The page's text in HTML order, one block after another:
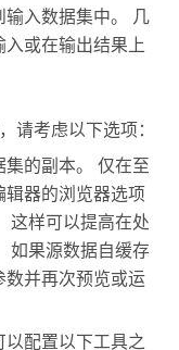
入数据集中。 几
或在输出结果上
请考虑以下选项：
集的副本。 仅在至
辑器的浏览器选项
这样可以提高在处
如果源数据自缓存
数并再次预览或运
配置以下工具之